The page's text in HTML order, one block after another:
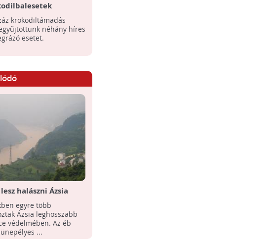
krokodiltámadás
néhány híres
esetet.
halászni Ázsia
egyre több
Ázsia leghosszabb
védelmében. Az éb
...